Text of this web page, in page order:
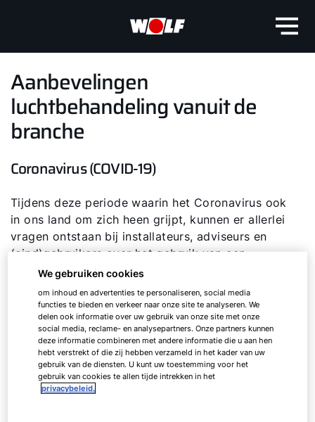
Aanbevelingen
luchtbehandeling vanuit de
branche
Coronavirus (COVID-19)
Tijdens deze periode waarin het Coronavirus ook
in ons land om zich heen grijpt, kunnen er allerlei
vragen ontstaan bij installateurs, adviseurs en
(eind)gebruikers over het gebruik van een
luchtbehandeling- of ventilatiesysteem. De
REHVA, de Europese overkoepelende vereniging
voor klimaatinstallaties, heeft een speciaal
document opgesteld en gepubliceerd voor het
beheer van luchtbehandelingsinstallaties in
combinatie met het virus. Vanuit het
kennisplatform TVVL is daaruit een aantal
belangrijke aanbevelingen geselecteerd voor
We gebruiken cookies
om inhoud en advertenties te personaliseren, social media
functies te bieden en verkeer naar onze site te analyseren. We
delen ook informatie over uw gebruik van onze site met onze
social media, reclame- en analysepartners. Onze partners kunnen
deze informatie combineren met andere informatie die u aan hen
hebt verstrekt of die zij hebben verzameld in het kader van uw
gebruik van de diensten. U kunt uw toestemming voor het
gebruik van cookies te allen tijde intrekken in het
privacybeleid.